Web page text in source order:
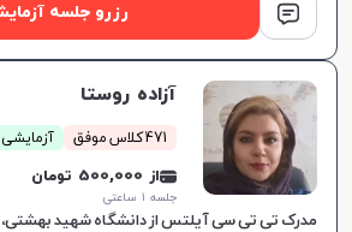
رزرو جلسه
آزاده روستا
471 کلاس موفق آزمایشی 85,000
از 500,000 تومان
جلسه ۱ ساعتی